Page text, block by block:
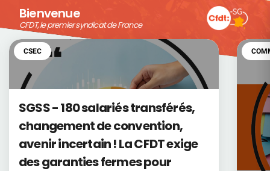
CFDT, le premier syndicat de France
Bienvenue
CFDT, le premier syndicat de France
CSEC
SGSS - 180 salariés transférés,
changement de convention,
avenir incertain ! La CFDT exige
des garanties fermes pour